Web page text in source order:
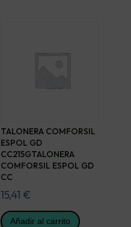
TALONERA COMFORSIL
ESPOL GD
CC215GTALONERA
COMFORSIL ESPOL GD
CC
15,41 €
Añadir al carrito